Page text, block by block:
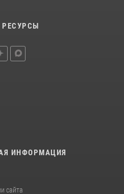
ИНФОРМАЦИЯ
сайта